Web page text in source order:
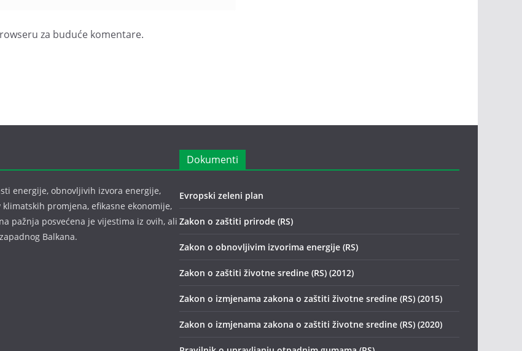
za buduće komentare.
energije, obnovljivih izvora energije,
promjena, efikasne ekonomije,
pažnja posvećena je vijestima iz ovih, ali
Balkana.
Dokumenti
Evropski zeleni plan
Zakon o zaštiti prirode (RS)
Zakon o obnovljivim izvorima energije (RS)
Zakon o zaštiti životne sredine (RS) (2012)
Zakon o izmjenama zakona o zaštiti životne sredine (RS) (2015)
Zakon o izmjenama zakona o zaštiti životne sredine (RS) (2020)